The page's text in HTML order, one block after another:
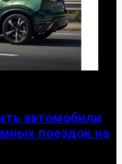
автомобили
поездок на